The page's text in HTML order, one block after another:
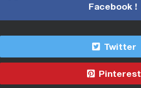
Facebook !
Twitter
Pinterest